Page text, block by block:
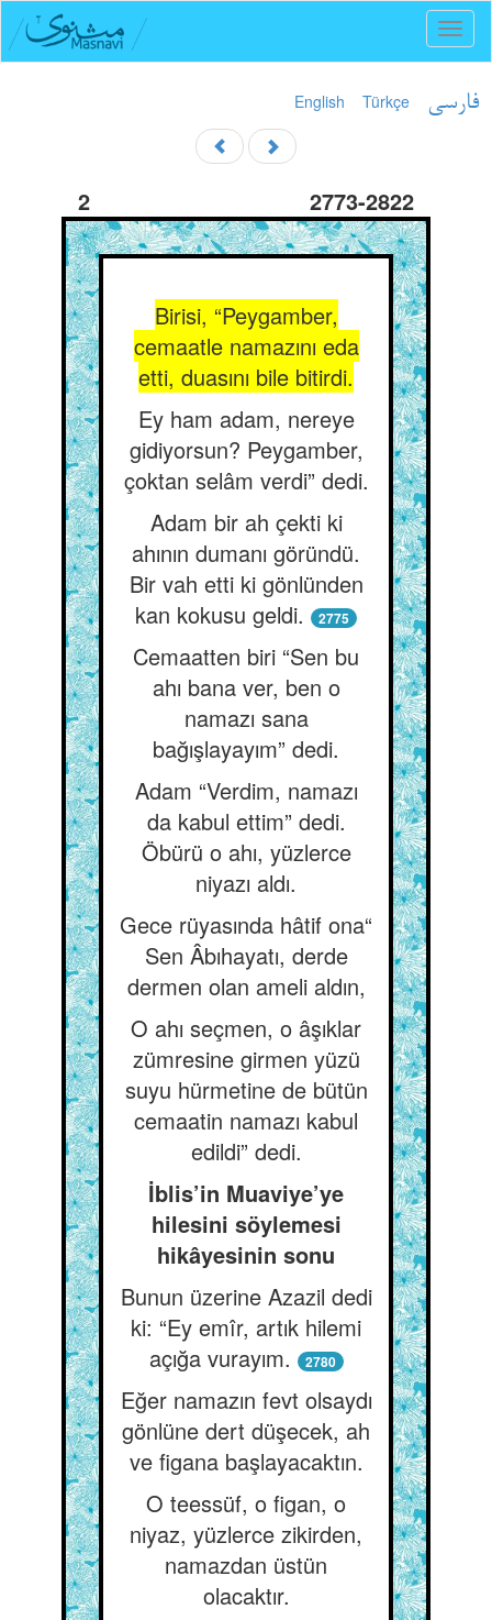
English Türkçe فارسی
2 2773-2822
Birisi, “Peygamber,
cemaatle namazını eda
etti, duasını bile bitirdi.
Ey ham adam, nereye
gidiyorsun? Peygamber,
çoktan selâm verdi” dedi.
Adam bir ah çekti ki
ahının dumanı göründü.
Bir vah etti ki gönlünden
kan kokusu geldi.
2775
Cemaatten biri “Sen bu
ahı bana ver, ben o
namazı sana
bağışlayayım” dedi.
Adam “Verdim, namazı
da kabul ettim” dedi.
Öbürü o ahı, yüzlerce
niyazı aldı.
Gece rüyasında hâtif ona“
Sen Âbıhayatı, derde
dermen olan ameli aldın,
O ahı seçmen, o âşıklar
zümresine girmen yüzü
suyu hürmetine de bütün
cemaatin namazı kabul
edildi” dedi.
İblis’in Muaviye’ye
hilesini söylemesi
hikâyesinin sonu
Bunun üzerine Azazil dedi
ki: “Ey emîr, artık hilemi
açığa vurayım.
2780
Eğer namazın fevt olsaydı
gönlüne dert düşecek, ah
ve figana başlayacaktın.
O teessüf, o figan, o
niyaz, yüzlerce zikirden,
namazdan üstün
olacaktır.